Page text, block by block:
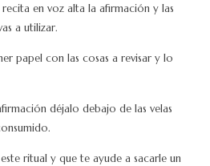
en voz alta la afirmación y las
a utilizar.
papel con las cosas a revisar y lo
déjalo debajo de las velas
ritual y que te ayude a sacarle un